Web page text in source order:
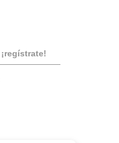
¡regístrate!